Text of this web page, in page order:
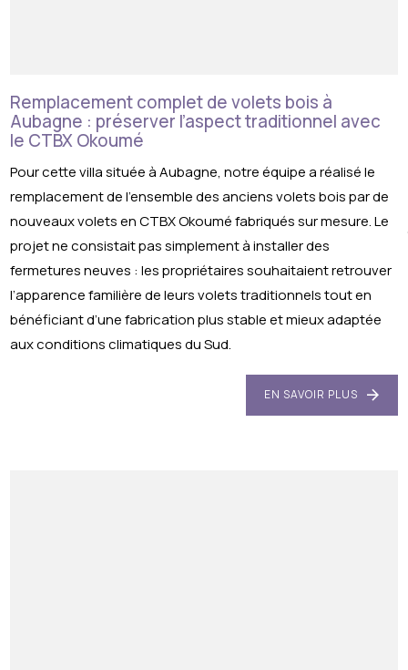
Remplacement complet de volets bois à
Aubagne : préserver l’aspect traditionnel avec
le CTBX Okoumé
Pour cette villa située à Aubagne, notre équipe a réalisé le
remplacement de l’ensemble des anciens volets bois par de
nouveaux volets en CTBX Okoumé fabriqués sur mesure. Le
projet ne consistait pas simplement à installer des
fermetures neuves : les propriétaires souhaitaient retrouver
l’apparence familière de leurs volets traditionnels tout en
bénéficiant d’une fabrication plus stable et mieux adaptée
aux conditions climatiques du Sud.
EN SAVOIR PLUS